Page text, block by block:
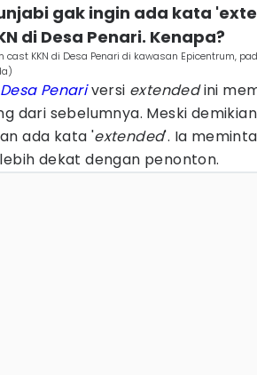
gak ingin ada kata
di Desa Penari. Kenapa?
cast KKN di Desa Penari di kawasan Epicentrum,
Penariversi extendedini
dari sebelumnya. Meski
ada kata 'extended'. Ia
dekat dengan penonton.